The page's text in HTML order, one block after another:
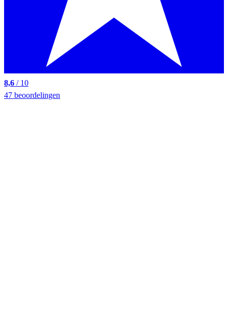
8,6 / 10
47 beoordelingen